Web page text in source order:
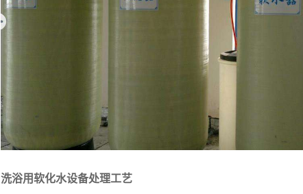
洗浴用软化水设备处理工艺